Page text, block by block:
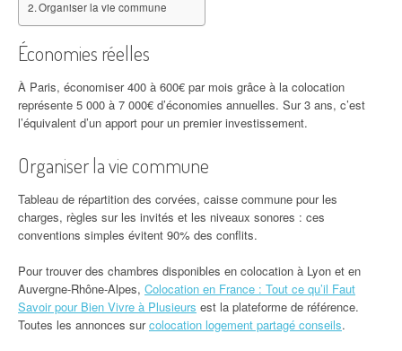
Organiser la vie commune
Économies réelles
À Paris, économiser 400 à 600€ par mois grâce à la colocation
représente 5 000 à 7 000€ d’économies annuelles. Sur 3 ans, c’est
l’équivalent d’un apport pour un premier investissement.
Organiser la vie commune
Tableau de répartition des corvées, caisse commune pour les
charges, règles sur les invités et les niveaux sonores : ces
conventions simples évitent 90% des conflits.
Pour trouver des chambres disponibles en colocation à Lyon et en
Auvergne-Rhône-Alpes, Colocation en France : Tout ce qu’il Faut
Savoir pour Bien Vivre à Plusieurs est la plateforme de référence.
Toutes les annonces surcolocation logement partagé conseils.